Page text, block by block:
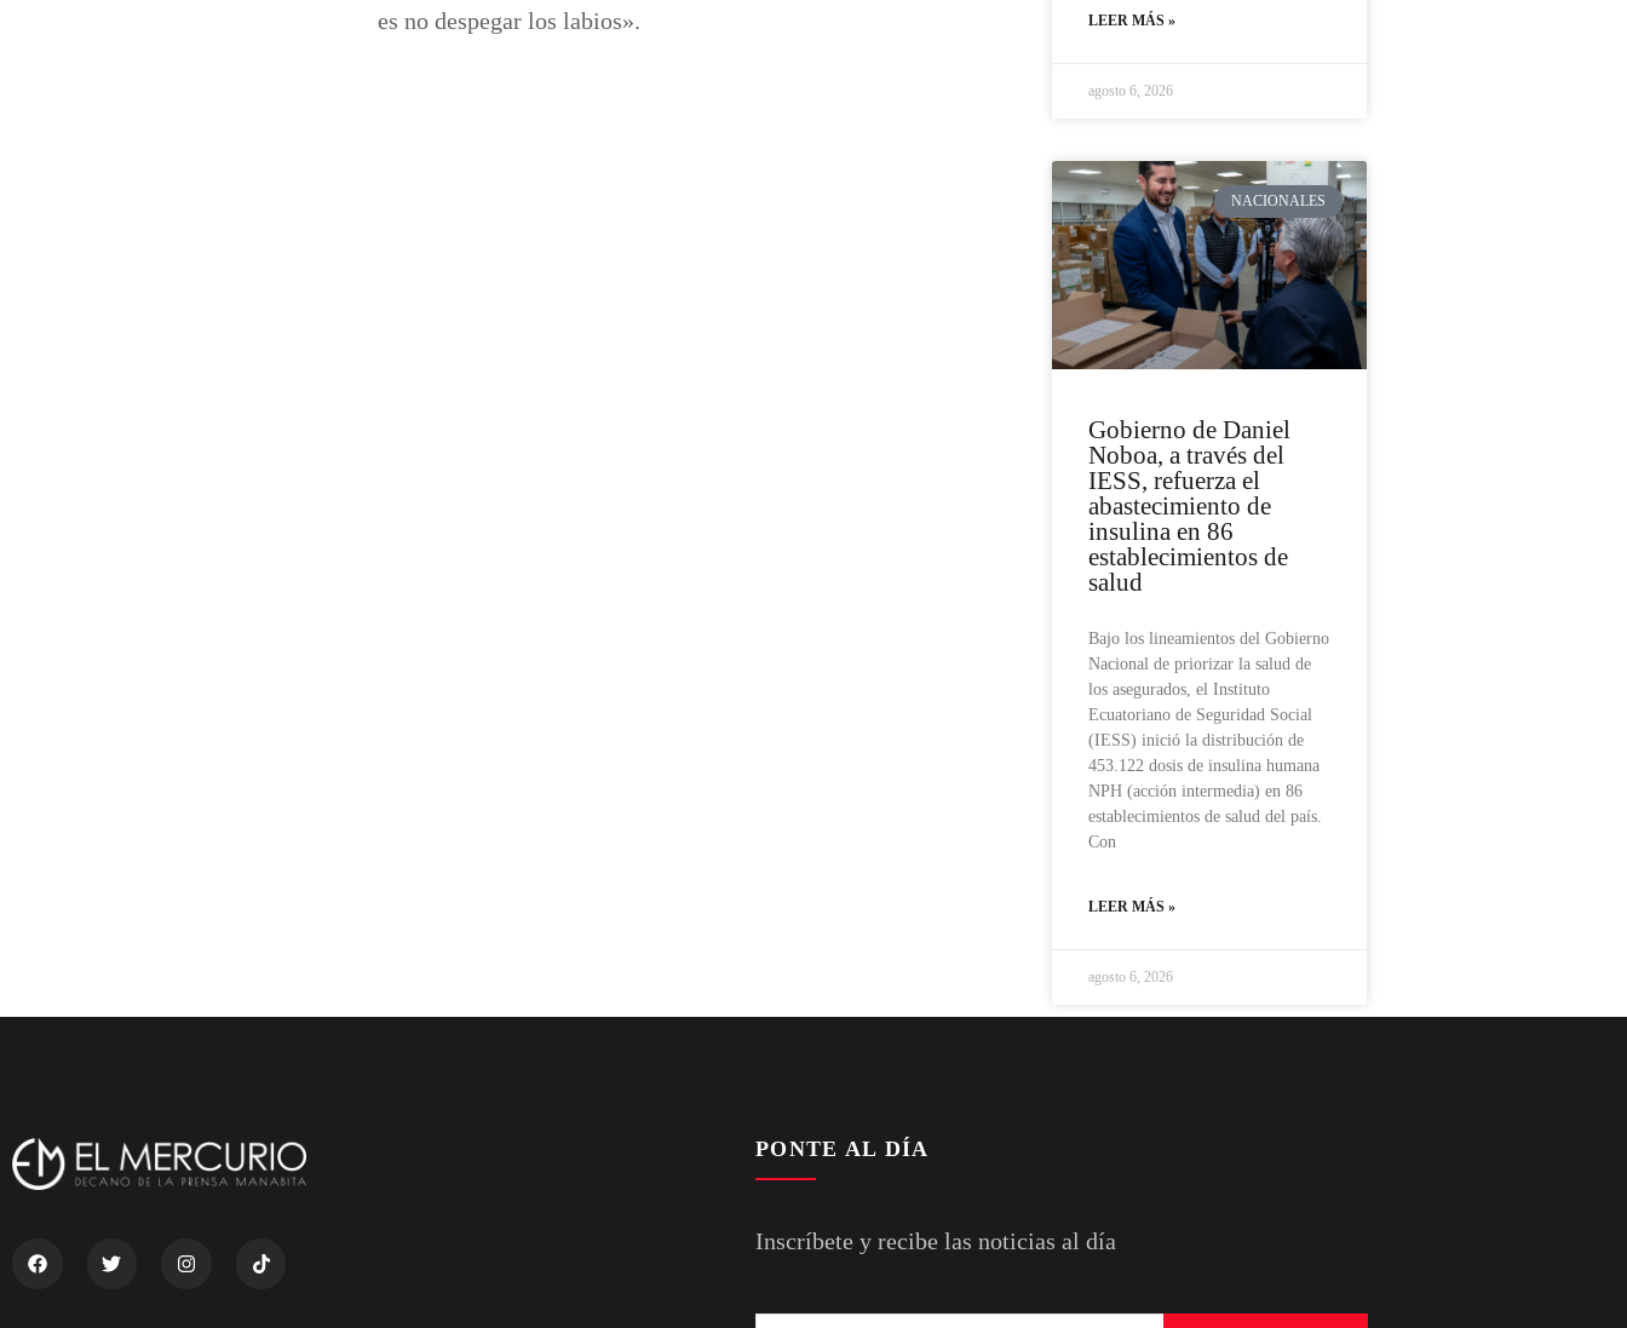
es no despegar los labios».
LEER MÁS »
agosto 6, 2026
NACIONALES
Gobierno de Daniel
Noboa, a través del
IESS, refuerza el
abastecimiento de
insulina en 86
establecimientos de
salud
Bajo los lineamientos del Gobierno
Nacional de priorizar la salud de
los asegurados, el Instituto
Ecuatoriano de Seguridad Social
(IESS) inició la distribución de
453.122 dosis de insulina humana
NPH (acción intermedia) en 86
establecimientos de salud del país.
Con
LEER MÁS »
agosto 6, 2026
PONTE AL DÍA
Inscríbete y recibe las noticias al día